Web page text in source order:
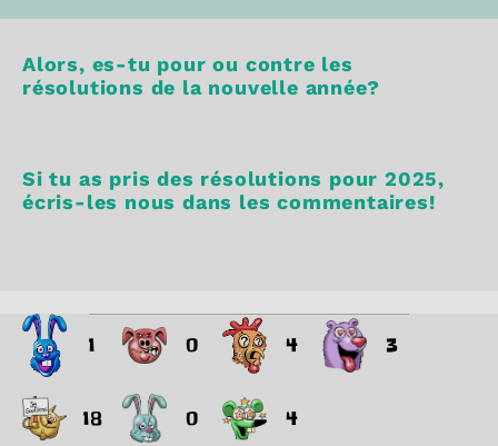
Alors, es-tu pour ou contre les
résolutions de la nouvelle année?
Si tu as pris des résolutions pour 2025,
écris-les nous dans les commentaires!
1 0 4 3
18 0 4